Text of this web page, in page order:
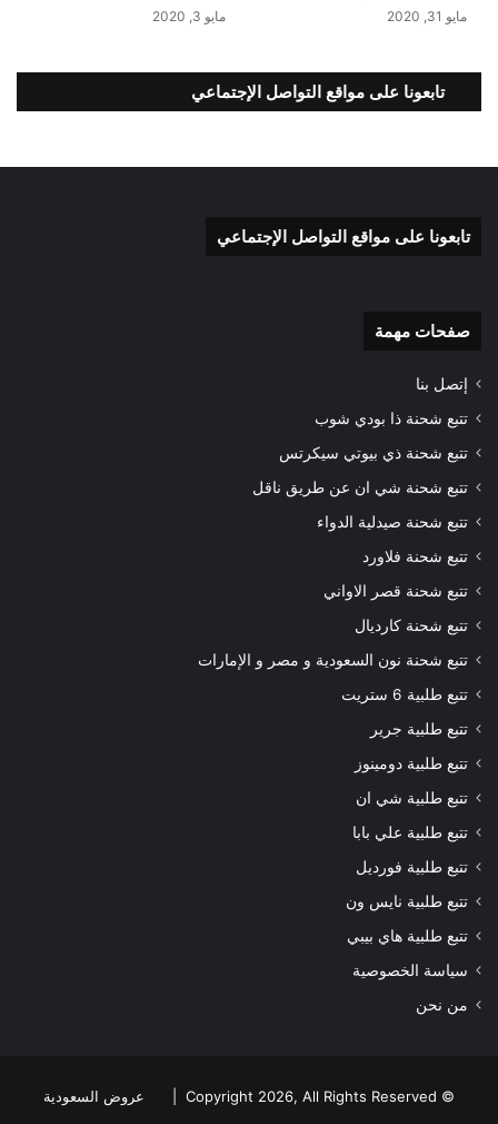
مايو 31, 2020 مايو 3, 2020
تابعونا على مواقع التواصل الإجتماعي
تابعونا على مواقع التواصل الإجتماعي
صفحات مهمة
إتصل بنا
تتبع شحنة ذا بودي شوب
تتبع شحنة ذي بيوتي سيكرتس
تتبع شحنة شي ان عن طريق ناقل
تتبع شحنة صيدلية الدواء
تتبع شحنة فلاورد
تتبع شحنة قصر الاواني
تتبع شحنة كارديال
تتبع شحنة نون السعودية و مصر و الإمارات
تتبع طلبية 6 ستريت
تتبع طلبية جرير
تتبع طلبية دومينوز
تتبع طلبية شي ان
تتبع طلبية علي بابا
تتبع طلبية فورديل
تتبع طلبية نايس ون
تتبع طلبية هاي بيبي
سياسة الخصوصية
من نحن
© Copyright 2026, All Rights Reserved | عروض السعودية